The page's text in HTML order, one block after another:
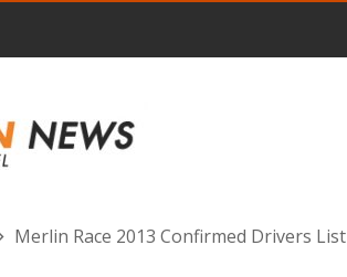
Merlin Race 2013 Confirmed Drivers List